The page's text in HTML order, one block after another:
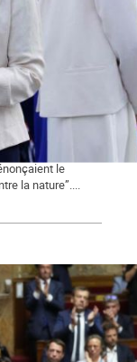
Républicains,
le
la nature”....